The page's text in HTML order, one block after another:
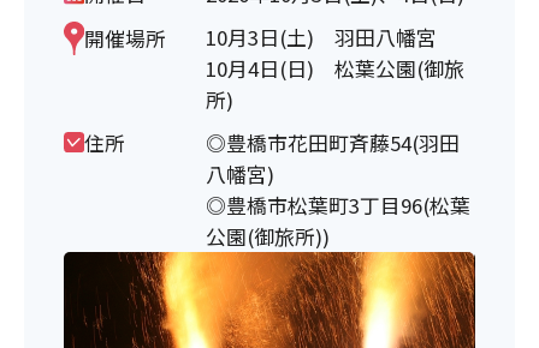
開催場所
10月3日(土) 羽田八幡宮
10月4日(日) 松葉公園(御旅
所)
住所
◎豊橋市花田町斉藤54(羽田
八幡宮)
◎豊橋市松葉町3丁目96(松葉
公園(御旅所))